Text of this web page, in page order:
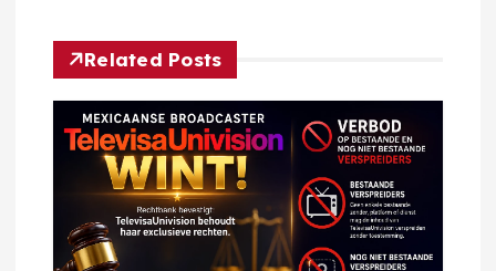
c
h
Related Posts